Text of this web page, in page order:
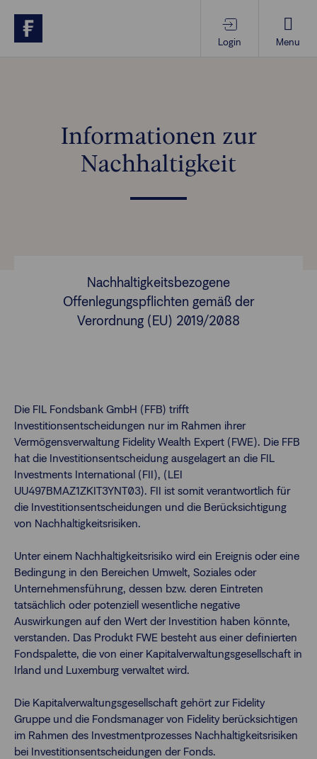
Login Menu
Themen im Fokus
Karriere
Kontakt
Login
Informationen zur
Nachhaltigkeit
Nachhaltigkeitsbezogene
Offenlegungspflichten gemäß der
Verordnung (EU) 2019/2088
Die FIL Fondsbank GmbH (FFB) trifft
Investitionsentscheidungen nur im Rahmen ihrer
Vermögensverwaltung Fidelity Wealth Expert (FWE). Die FFB
hat die Investitionsentscheidung ausgelagert an die FIL
Investments International (FII), (LEI
UU497BMAZ1ZKIT3YNT03). FII ist somit verantwortlich für
die Investitionsentscheidungen und die Berücksichtigung
von Nachhaltigkeitsrisiken.
Unter einem Nachhaltigkeitsrisiko wird ein Ereignis oder eine
Bedingung in den Bereichen Umwelt, Soziales oder
Unternehmensführung, dessen bzw. deren Eintreten
tatsächlich oder potenziell wesentliche negative
Auswirkungen auf den Wert der Investition haben könnte,
verstanden. Das Produkt FWE besteht aus einer definierten
Fondspalette, die von einer Kapitalverwaltungsgesellschaft in
Irland und Luxemburg verwaltet wird.
Die Kapitalverwaltungsgesellschaft gehört zur Fidelity
Gruppe und die Fondsmanager von Fidelity berücksichtigen
im Rahmen des Investmentprozesses Nachhaltigkeitsrisiken
bei Investitionsentscheidungen der Fonds.